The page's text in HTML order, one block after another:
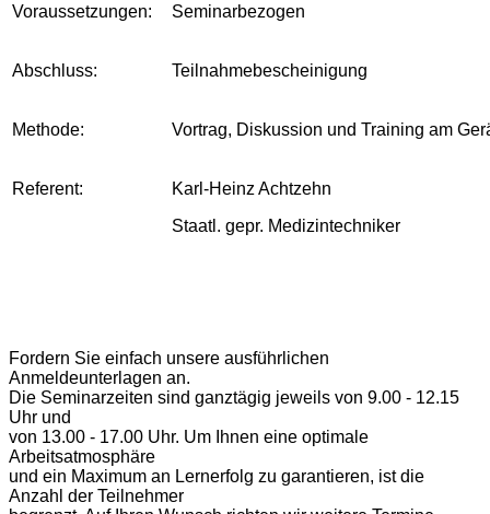
Voraussetzungen: Seminarbezogen
Abschluss: Teilnahmebescheinigung
Methode: Vortrag, Diskussion und Training am
Referent:
Karl-Heinz Achtzehn
Staatl. gepr. Medizintechniker
Fordern Sie einfach unsere ausführlichen
Anmeldeunterlagen an.
Die Seminarzeiten sind ganztägig jeweils von 9.00 - 12.15
Uhr und
von 13.00 - 17.00 Uhr. Um Ihnen eine optimale
Arbeitsatmosphäre
und ein Maximum an Lernerfolg zu garantieren, ist die
Anzahl der Teilnehmer